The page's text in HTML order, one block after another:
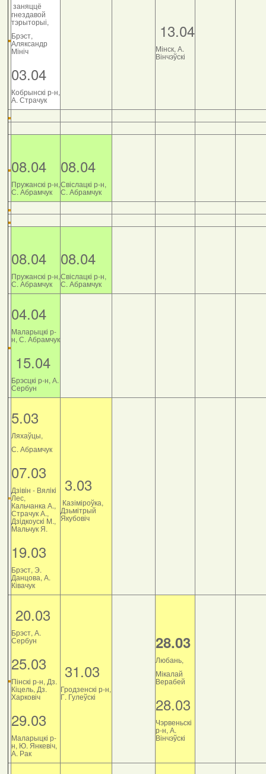
заняццё
гнездавой
тэрыторыі,
Брэст,
Аляксандр
Мініч
03.04
Кобрынскі р-н,
А. Страчук
13.04
Мінск, А.
Вінчэўскі
08.04
Пружанскі р-н,
С. Абрамчук
08.04
Свіслацкі р-н,
С. Абрамчук
08.04
Пружанскі р-н,
С. Абрамчук
08.04
Свіслацкі р-н,
С. Абрамчук
04.04
Маларыцкі р-
н, С. Абрамчук
15.04
Брэсцкі р-н, А.
Сербун
5.03
Ляхаўцы,
С. Абрамчук
07.03
Дзiвiн - Вялiкi
Лес,
Кальчанка А.,
Страчук А.,
Дзiдкоускi М.,
Мальчук Я.
19.03
Брэст, Э.
Данцова, А.
Ківачук
3.03
Казіміроўка,
Дзьмітрый
Якубовіч
20.03
Брэст, А.
Сербун
25.03
Пінскі р-н, Дз.
Кіцель, Дз.
Харковіч
29.03
Маларыцкі р-
н, Ю. Янкевіч,
А. Рак
31.03
Гродзенскі р-н,
Г. Гулеўскі
28.03
Любань,
Мікалай
Верабей
28.03
Чэрвеньскі
р-н, А.
Вінчэўскі